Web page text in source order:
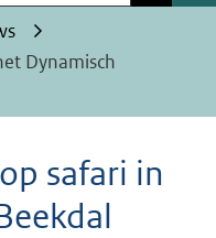
Dynamisch
safari in